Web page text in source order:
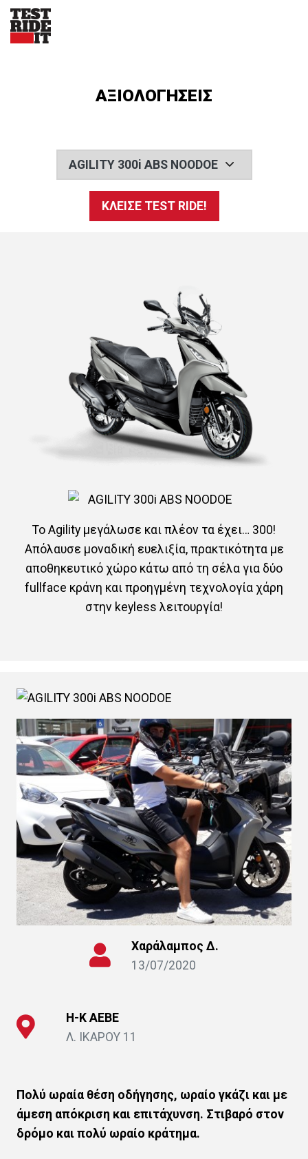
ΑΞΙΟΛΟΓΗΣΕΙΣ
AGILITY 300i ABS NOODOE
ΚΛΕΙΣΕ TEST RIDE!
Το Agility μεγάλωσε και πλέον τα έχει… 300!
Απόλαυσε μοναδική ευελιξία, πρακτικότητα με
αποθηκευτικό χώρο κάτω από τη σέλα για δύο
fullface κράνη και προηγμένη τεχνολογία χάρη
στην keyless λειτουργία!
Χαράλαμπος Δ.
13/07/2020
Η-Κ ΑΕΒΕ
Λ. ΙΚΑΡΟΥ 11
Πολύ ωραία θέση οδήγησης, ωραίο γκάζι και με
άμεση απόκριση και επιτάχυνση. Στιβαρό στον
δρόμο και πολύ ωραίο κράτημα.